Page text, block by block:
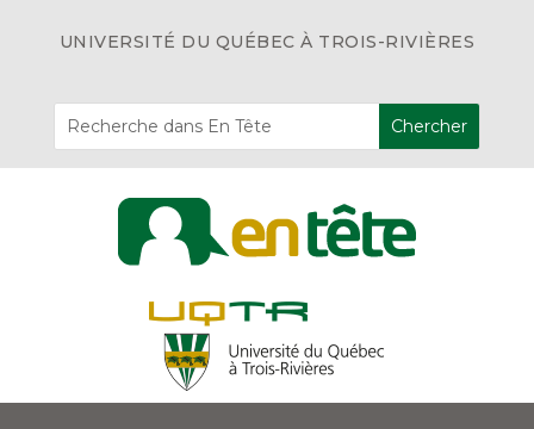
UNIVERSITÉ DU QUÉBEC À TROIS-RIVIÈRES